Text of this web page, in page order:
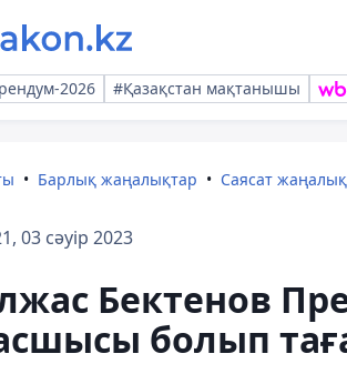
2026 #Қазақстан мақтанышы
Барлық жаңалықтар Саясат
03 сәуір 2023
Бектенов
болып